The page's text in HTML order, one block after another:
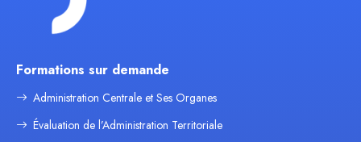
Formations sur demande
Administration Centrale et Ses Organes
Évaluation de l’Administration Territoriale